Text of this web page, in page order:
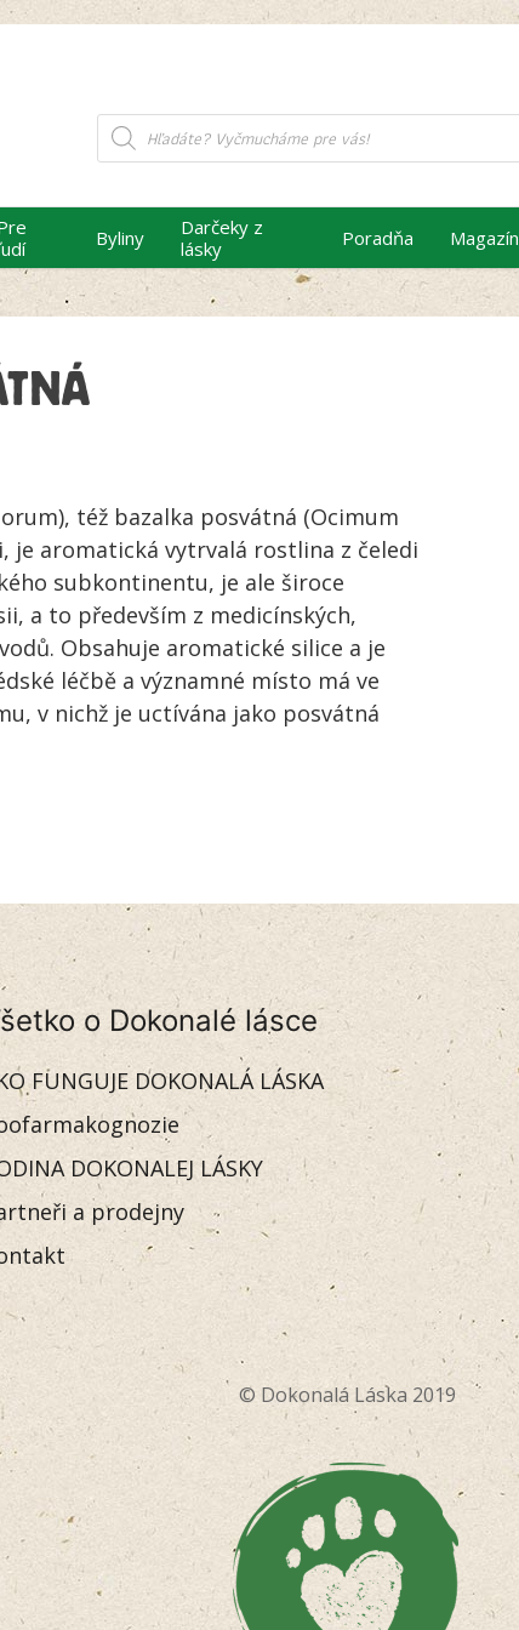
Products
search
Byliny
Darčeky z
lásky
Poradňa Magazín
též bazalka posvátná (Ocimum
je aromatická vytrvalá rostlina z čeledi
subkontinentu, je ale široce
a to především z medicínských,
Obsahuje aromatické silice a je
léčbě a významné místo má ve
v nichž je uctívána jako posvátná
o Dokonalé lásce
FUNGUJE DOKONALÁ LÁSKA
DOKONALEJ LÁSKY
a prodejny
© Dokonalá Láska 2019